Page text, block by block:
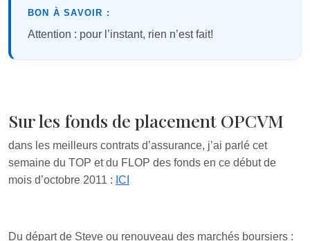
BON À SAVOIR :
Attention : pour l’instant, rien n’est fait!
Sur les fonds de placement OPCVM
dans les meilleurs contrats d’assurance, j’ai parlé cet
semaine du TOP et du FLOP des fonds en ce début de
mois d’octobre 2011 : ICI
Du départ de Steve ou renouveau des marchés boursiers :